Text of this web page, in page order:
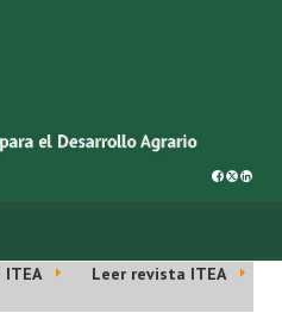
ITEA
Leer revista ITEA